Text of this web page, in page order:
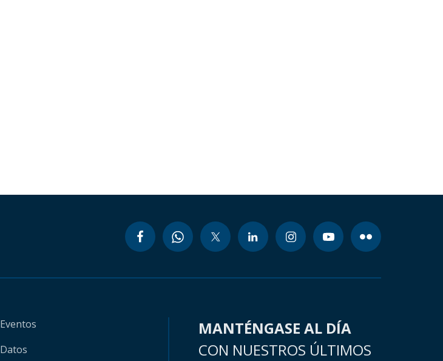
Eventos
Datos
MANTÉNGASE AL DÍA
CON NUESTROS ÚLTIMOS